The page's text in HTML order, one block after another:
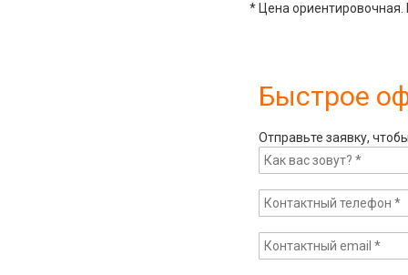
* Цена ориентировочная.
Быстрое
Отправьте заявку,